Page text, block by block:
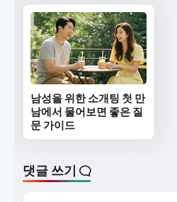
남성을 위한 소개팅 첫 만
남에서 물어보면 좋은 질
문 가이드
댓글 쓰기